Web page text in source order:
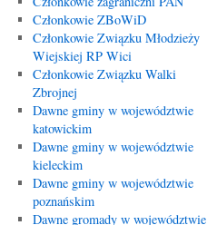
Członkowie ZBoWiD
Członkowie Związku Młodzieży
Wiejskiej RP Wici
Członkowie Związku Walki
Zbrojnej
Dawne gminy w województwie
katowickim
Dawne gminy w województwie
kieleckim
Dawne gminy w województwie
poznańskim
Dawne gromady w województwie